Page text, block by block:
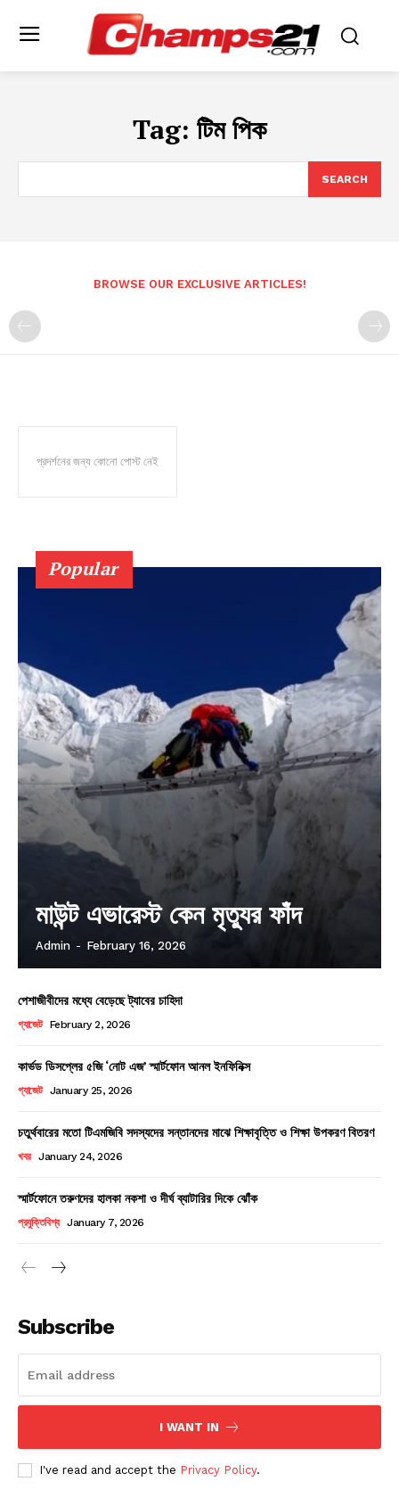
Company
About
Subscription Plans
My account
Tag: টিম পিক
SEARCH
BROWSE OUR EXCLUSIVE ARTICLES!
প্রদর্শনের জন্য কোনো পোস্ট নেই
Popular
মাউন্ট এভারেস্ট কেন মৃত্যুর ফাঁদ
Admin - February 16, 2026
পেশাজীবীদের মধ্যে বেড়েছে ট্যাবের চাহিদা
গ্যাজেট February 2, 2026
কার্ভড ডিসপ্লের ৫জি ‘নোট এজ’ স্মার্টফোন আনল ইনফিনিক্স
গ্যাজেট January 25, 2026
চতুর্থবারের মতো টিএমজিবি সদস্যদের সন্তানদের মাঝে শিক্ষাবৃত্তি ও শিক্ষা উপকরণ বিতরণ
খবর January 24, 2026
স্মার্টফোনে তরুণদের হালকা নকশা ও দীর্ঘ ব্যাটারির দিকে ঝোঁক
প্রযুক্তিবিশ্ব January 7, 2026
Subscribe
I WANT IN
I've read and accept the Privacy Policy.